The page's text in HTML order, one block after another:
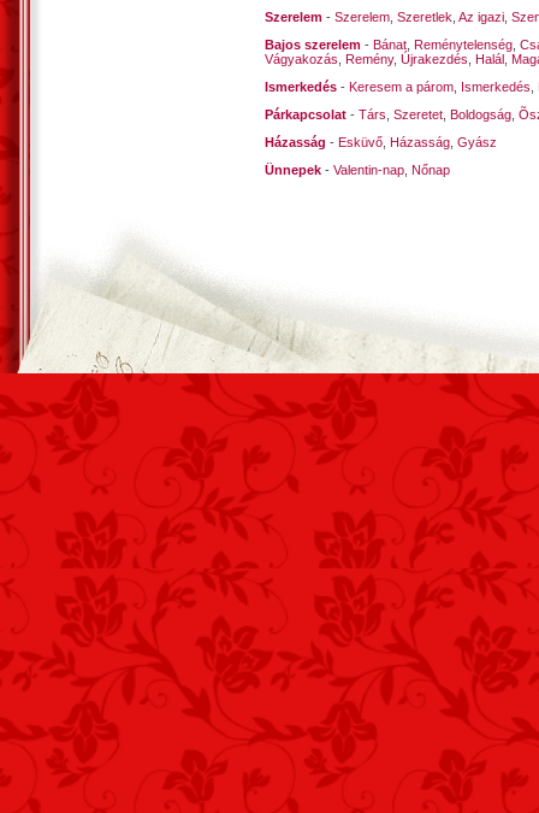
Szerelem - Szerelem Szeretlek Az igazi
Bajos szerelem - Bánat Reménytelenség
Vágyakozás Remény, Újrakezdés Halál
Ismerkedés - Keresem a párom Ismerkedés
Párkapcsolat - Társ Szeretet Boldogság
Házasság - Esküvő Házasság Gyász
Ünnepek - Valentin-nap Nőnap